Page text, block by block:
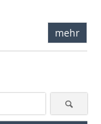
mehr